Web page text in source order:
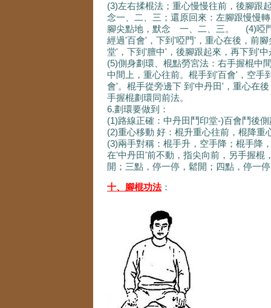
(3)左右揉棍法；重心慢慢往前，後腳跟
念一、二、三；還原回來：左腳跟慢慢
腳尖點地，默念 一、二、三。 (4)啞門
經過'百會'，下到'啞門'，重心在後，前
堂'，下到'膻中'，後腳跟起來，再下到'
(5)側身劃環、棍點勞宮法：右手握棍中
中間上，重心往前。棍手到'百會'，空手
會'。棍手從旁邊下 到'中丹田'，重心在
手握棍劃環同前法。
6.劃環要做到：
(1)路線正確：中丹田鬥印堂-)百會鬥後
(2)重心移動 好：棍升重心往前，棍降重
(3)兩手對稱：棍手升，空手降；棍手降
在'中丹田'前不動，指尖向前，另手握棍
開；三點，停一停，鬆開；四點，停一
十、腳棍功法：